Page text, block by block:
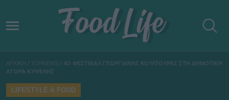
ΑΡΧΙΚΗ / TOPNEWS / 4Ο ΦΕΣΤΙΒΑΛ ΓΕΩΡΓΙΑΝΗΣ ΚΟΥΛΤΟΥΡΑΣ ΣΤΗ ΔΗΜΟΤΙΚΗ
ΑΓΟΡΑ ΚΥΨΕΛΗΣ
LIFESTYLE & FOOD